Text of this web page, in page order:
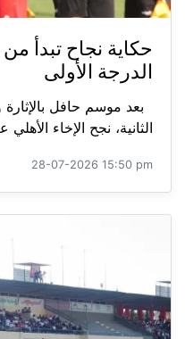
حكاية نجاح تبدأ
الدرجة الأولى
بعد موسم حافل
الثانية، نجح الإخاء
28-07-2026 15:50 pm